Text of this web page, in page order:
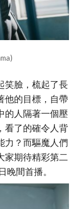
笑臉，梳起了長
他的目標，自帶
的人隔著一個壓
看了的確令人背
力？而驅魔人們
家期待精彩第二
晚間首播。